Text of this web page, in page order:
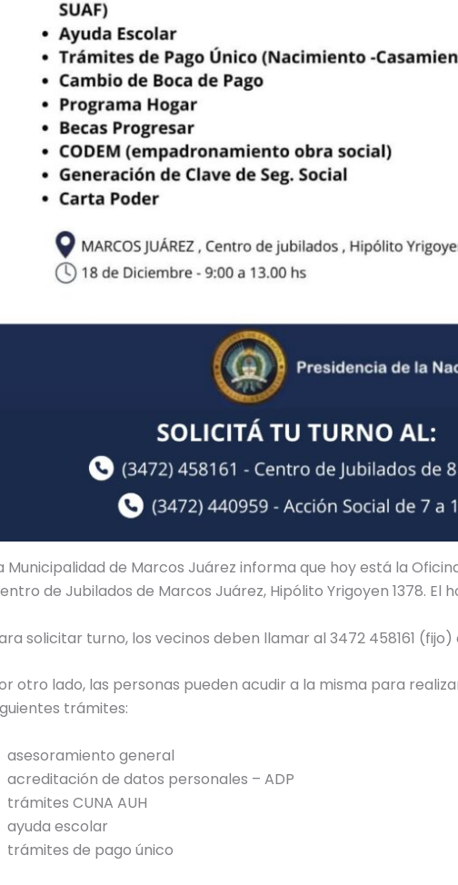
Municipalidad de Marcos Juárez informa que hoy está la
de Jubilados de Marcos Juárez, Hipólito Yrigoyen 1378. El
solicitar turno, los vecinos deben llamar al 3472 458161
otro lado, las personas pueden acudir a la misma para
trámites:
asesoramiento general
acreditación de datos personales – ADP
trámites CUNA AUH
ayuda escolar
trámites de pago único